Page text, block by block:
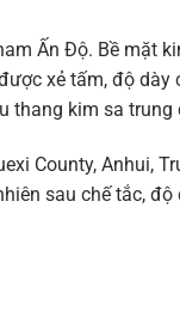
Ấn Độ. Bề mặt
xẻ tấm, độ
thang kim sa
County, Anhui,
sau chế tắc,